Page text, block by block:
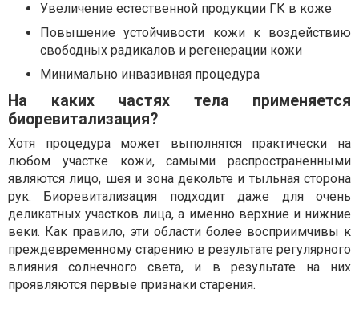
Увеличение естественной продукции ГК в коже
Повышение устойчивости кожи к воздействию
свободных радикалов и регенерации кожи
Минимально инвазивная процедура
На каких частях тела применяется
биоревитализация?
Хотя процедура может выполнятся практически на
любом участке кожи, самыми распространенными
являются лицо, шея и зона декольте и тыльная сторона
рук. Биоревитализация подходит даже для очень
деликатных участков лица, а именно верхние и нижние
веки. Как правило, эти области более восприимчивы к
преждевременному старению в результате регулярного
влияния солнечного света, и в результате на них
проявляются первые признаки старения.